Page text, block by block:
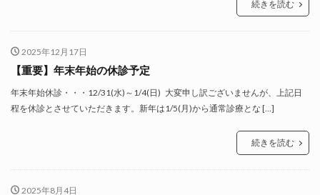
続きを読む
2025年12月17日
【重要】年末年始の休診予定
年末年始休診・・・12/31(水)～1/4(日) 大変申し訳ございませんが、上記日
程を休診とさせていただきます。新年は1/5(月)から通常診療とな […]
続きを読む
2025年8月4日